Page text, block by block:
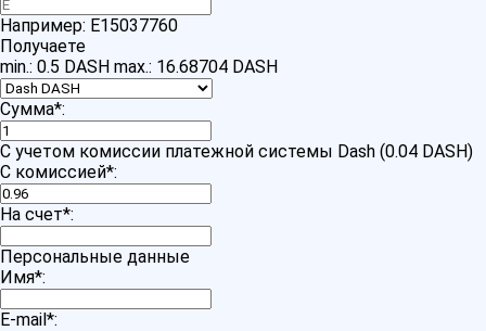
Например: E15037760
Получаете
min.: 0.5 DASH max.: 16.68704 DASH
Сумма*:
С учетом комиссии платежной системы Dash (0.04 DASH)
С комиссией*:
На счет*:
Персональные данные
Имя*:
E-mail*: